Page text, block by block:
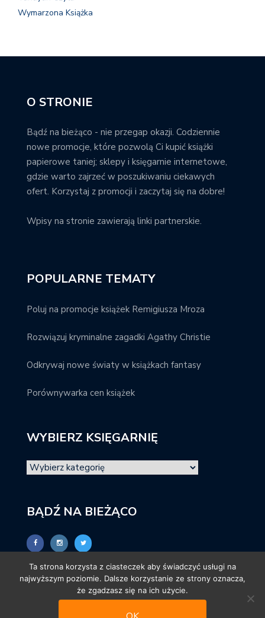
Wymarzona Książka
O STRONIE
Bądź na bieżąco - nie przegap okazji. Codziennie
nowe promocje, które pozwolą Ci kupić książki
papierowe taniej; sklepy i księgarnie internetowe,
gdzie warto zajrzeć w poszukiwaniu ciekawych
ofert. Korzystaj z promocji i zaczytaj się na dobre!
Wpisy na stronie zawierają linki partnerskie.
POPULARNE TEMATY
Poluj na promocje książek Remigiusza Mroza
Rozwiązuj kryminalne zagadki Agathy Christie
Odkrywaj nowe światy w książkach fantasy
Porównywarka cen książek
WYBIERZ KSIĘGARNIĘ
BĄDŹ NA BIEŻĄCO
Ta strona korzysta z ciasteczek aby świadczyć usługi na
najwyższym poziomie. Dalsze korzystanie ze strony oznacza,
że zgadzasz się na ich użycie.